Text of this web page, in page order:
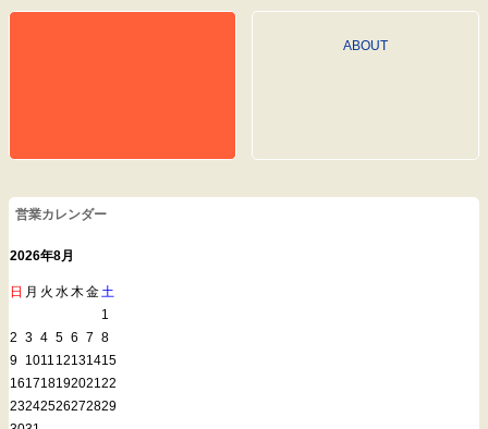
ABOUT
営業カレンダー
2026年8月
日 月 火 水木金土
1
2 3 4 5 6 7 8
9 1011 12131415
16171819202122
23242526272829